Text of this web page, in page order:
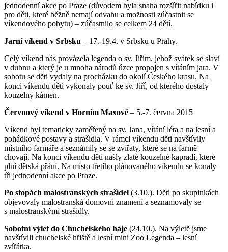
jednodenní akce po Praze (důvodem byla snaha rozšířit nabídku i
pro děti, které běžně nemají odvahu a možnosti zúčastnit se
víkendového pobytu) – zúčastnilo se celkem 24 dětí.
Jarní víkend v Srbsku – 17.-19.4. v Srbsku u Prahy.
Celý víkend nás provázela legenda o sv. Jiřím, jehož svátek se slaví
v dubnu a který je u mnoha národů úzce propojen s vítáním jara. V
sobotu se děti vydaly na procházku do okolí Českého krasu. Na
konci víkendu děti vykonaly pouť ke sv. Jiří, od kterého dostaly
kouzelný kámen.
Červnový víkend v Horním Maxově – 5.-7. června 2015
Víkend byl tematicky zaměřený na sv. Jana, vítání léta a na lesní a
pohádkové postavy a strašidla. V rámci víkendu děti navštívily
místního farmáře a seznámily se se zvířaty, které se na farmě
chovají. Na konci víkendu děti našly zlaté kouzelné kapradí, které
plní dětská přání. Na místo třetího plánovaného víkendu se konaly
tři jednodenní akce po Praze.
Po stopách malostranských strašidel (3.10.). Děti po skupinkách
objevovaly malostranská domovní znamení a seznamovaly se
s malostranskými strašidly.
Sobotní výlet do Chuchelského háje (24.10.). Na výletě jsme
navštívili chuchelské hřiště a lesní mini Zoo Legenda – lesní
zvířátka.